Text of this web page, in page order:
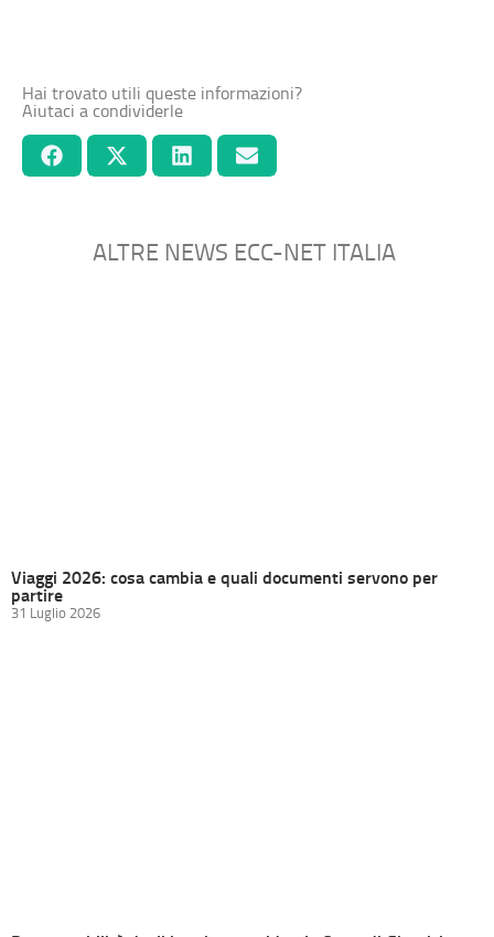
Hai trovato utili queste informazioni?
Aiutaci a condividerle
ALTRE NEWS ECC-NET ITALIA
Viaggi 2026: cosa cambia e quali documenti servono per
partire
31 Luglio 2026